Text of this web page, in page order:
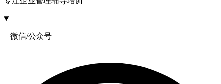
+ 微信/公众号